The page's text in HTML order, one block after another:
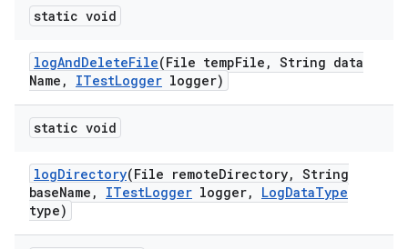
static void
logAndDeleteFile(File tempFile , String data
Name , ITestLogger logger)
static void
logDirectory(File remoteDirectory, String
baseName , ITestLogger logger, LogDataType
type)